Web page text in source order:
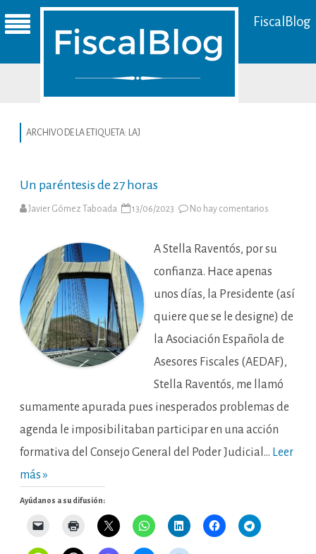
FiscalBlog
ARCHIVO DE LA ETIQUETA: LAJ
Un paréntesis de 27 horas
Javier Gómez Taboada 13/06/2023 No hay comentarios
27
A Stella Raventós, por su
confianza. Hace apenas
unos días, la Presidente (así
quiere que se le designe) de
la Asociación Española de
Asesores Fiscales (AEDAF),
Stella Raventós, me llamó
sumamente apurada pues inesperados problemas de
agenda le imposibilitaban participar en una acción
formativa del Consejo General del Poder Judicial… Leer
más »
Ayúdanos a su difusión: